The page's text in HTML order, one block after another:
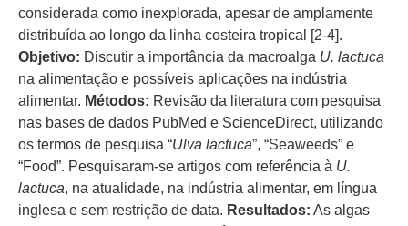
considerada como inexplorada, apesar de amplamente
distribuída ao longo da linha costeira tropical [2-4].
Objetivo: Discutir a importância da macroalga U. lactuca
na alimentação e possíveis aplicações na indústria
alimentar. Métodos: Revisão da literatura com pesquisa
nas bases de dados PubMed e ScienceDirect, utilizando
os termos de pesquisa “Ulva lactuca”, “Seaweeds” e
“Food”. Pesquisaram-se artigos com referência à U.
lactuca, na atualidade, na indústria alimentar, em língua
inglesa e sem restrição de data. Resultados: As algas